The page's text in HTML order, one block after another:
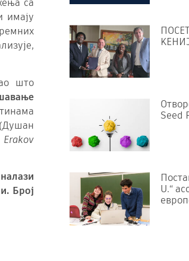
са
имају
што
Erakov
Број
Seed
U.“